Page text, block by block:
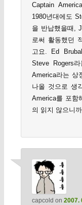
Captain
1980년대에도
을 반납했을때,
로써 활동했던
고요. Ed
Steve Rogers
America라는 상
나올 것으로 생
America를 포함
의 읽지 않으니
capcold on 2007.